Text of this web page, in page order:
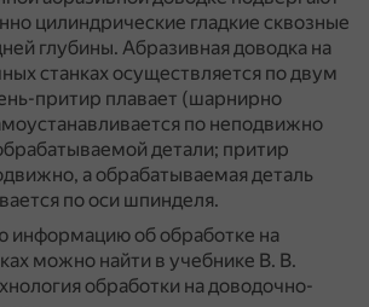
цилиндрические гладкие сквозные
глубины. Абразивная доводка на
станках осуществляется по двум
притир плавает (шарнирно
по неподвижно
детали; притир
а обрабатываемая деталь
по оси шпинделя.
информацию об обработке на
можно найти в учебнике В. В.
обработки на доводочно-